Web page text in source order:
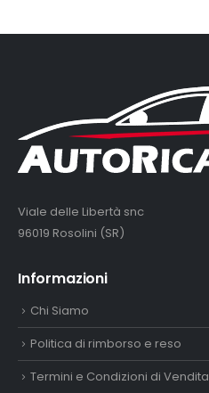
Viale delle Libertà snc
96019 Rosolini (SR)
Informazioni
Chi Siamo
Politica di rimborso e reso
Termini e Condizioni di Vendita